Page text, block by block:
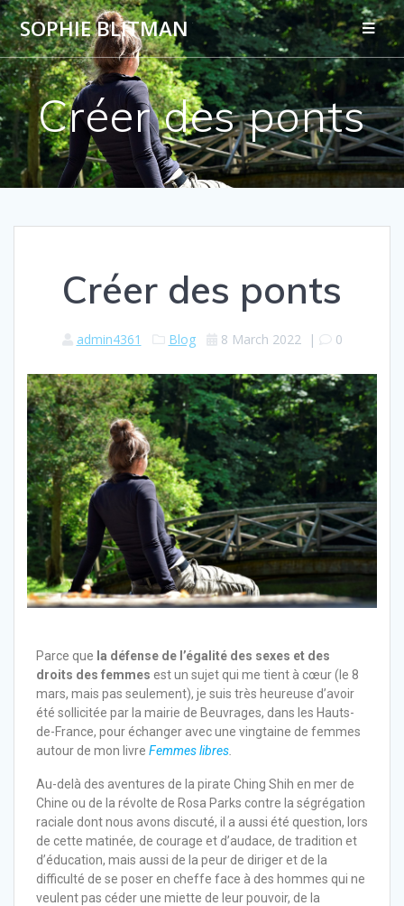
SOPHIE BLITMAN
Créer des ponts
Créer des ponts
admin4361 Blog 8 March 2022| 0
Parce que la défense de l’égalité des sexes et des
droits des femmes est un sujet qui me tient à cœur (le 8
mars, mais pas seulement), je suis très heureuse d’avoir
été sollicitée par la mairie de Beuvrages, dans les Hauts-
de-France, pour échanger avec une vingtaine de femmes
autour de mon livre Femmes libres
Au-delà des aventures de la pirate Ching Shih en mer de
Chine ou de la révolte de Rosa Parks contre la ségrégation
raciale dont nous avons discuté, il a aussi été question, lors
de cette matinée, de courage et d’audace, de tradition et
d’éducation, mais aussi de la peur de diriger et de la
difficulté de se poser en cheffe face à des hommes qui ne
veulent pas céder une miette de leur pouvoir, de la